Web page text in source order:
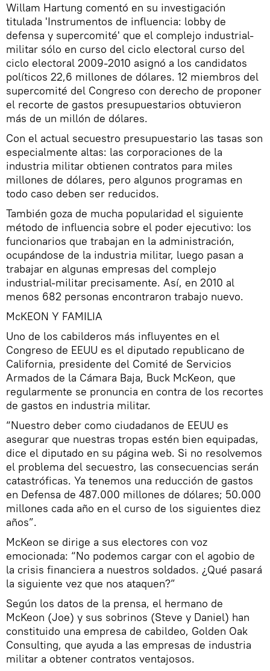
Willam Hartung comentó en su investigación
titulada 'Instrumentos de influencia: lobby de
defensa y supercomité' que el complejo industrial-
militar sólo en curso del ciclo electoral curso del
ciclo electoral 2009-2010 asignó a los candidatos
políticos 22,6 millones de dólares. 12 miembros del
supercomité del Congreso con derecho de proponer
el recorte de gastos presupuestarios obtuvieron
más de un millón de dólares.
Con el actual secuestro presupuestario las tasas son
especialmente altas: las corporaciones de la
industria militar obtienen contratos para miles
millones de dólares, pero algunos programas en
todo caso deben ser reducidos.
También goza de mucha popularidad el siguiente
método de influencia sobre el poder ejecutivo: los
funcionarios que trabajan en la administración,
ocupándose de la industria militar, luego pasan a
trabajar en algunas empresas del complejo
industrial-militar precisamente. Así, en 2010 al
menos 682 personas encontraron trabajo nuevo.
McKEON Y FAMILIA
Uno de los cabilderos más influyentes en el
Congreso de EEUU es el diputado republicano de
California, presidente del Comité de Servicios
Armados de la Cámara Baja, Buck McKeon, que
regularmente se pronuncia en contra de los recortes
de gastos en industria militar.
“Nuestro deber como ciudadanos de EEUU es
asegurar que nuestras tropas estén bien equipadas,
dice el diputado en su página web. Si no resolvemos
el problema del secuestro, las consecuencias serán
catastróficas. Ya tenemos una reducción de gastos
en Defensa de 487.000 millones de dólares; 50.000
millones cada año en el curso de los siguientes diez
años”.
McKeon se dirige a sus electores con voz
emocionada: “No podemos cargar con el agobio de
la crisis financiera a nuestros soldados. ¿Qué pasará
la siguiente vez que nos ataquen?”
Según los datos de la prensa, el hermano de
McKeon (Joe) y sus sobrinos (Steve y Daniel) han
constituido una empresa de cabildeo, Golden Oak
Consulting, que ayuda a las empresas de industria
militar a obtener contratos ventajosos.